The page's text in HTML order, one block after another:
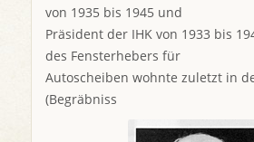
von 1935 bis 1945 und
Präsident der IHK von 1933 bis
des Fensterhebers für
Autoscheiben wohnte zuletzt in
(Begräbniss